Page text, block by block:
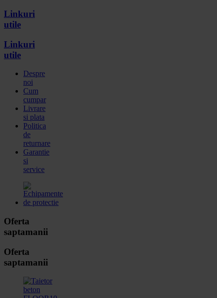
Linkuri
utile
Linkuri
utile
Despre
noi
Cum
cumpar
Livrare
si plata
Politica
de
returnare
Garantie
si
service
Oferta
saptamanii
Oferta
saptamanii